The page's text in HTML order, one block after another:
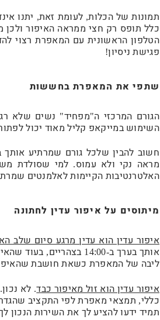
תמונות של הכלות, לעומת זאת, יתנו
כלל תופס רק חצי ממראה האיפור ולכן
הטלפון הראשונית עם המאפרת רצוי
פגישת ניסיון!
שתפי את המאפרת בחששות
הגורם המרכזי ה"מפחיד" נשים שלא
השימוש במייקאפ קליל מאוד יכול
חשוב להבין שלכל גורם שמרתיע אותך
מראה נקי ולא עמוס. למי שסולדת
האלטרנטיבות הקיימות לאלמנטים
מיתוסים על איפור עדין לחתונה
איפור עדין הוא עדין מרגע סיום שלב
אותך בערך ב-14:00 בצהריים, בעוד
ליבה של המאפרת כשאת חושבת
איפור עדין הוא זול מאיפור כבד. לא נכון.
כללי, תמצאי מאפרת לפי התקציב
תמיד ידעו להציע לך את השירות הנכון